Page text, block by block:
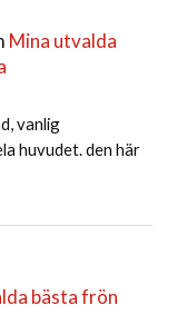
Mina utvalda
vanlig
huvudet. den här
bästa frön